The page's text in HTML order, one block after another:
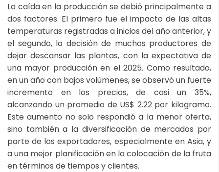
La caída en la producción se debió principalmente a
dos factores. El primero fue el impacto de las altas
temperaturas registradas a inicios del año anterior, y
el segundo, la decisión de muchos productores de
dejar descansar las plantas, con la expectativa de
una mayor producción en el 2025. Como resultado,
en un año con bajos volúmenes, se observó un fuerte
incremento en los precios, de casi un 35%,
alcanzando un promedio de US$ 2.22 por kilogramo.
Este aumento no solo respondió a la menor oferta,
sino también a la diversificación de mercados por
parte de los exportadores, especialmente en Asia, y
a una mejor planificación en la colocación de la fruta
en términos de tiempos y clientes.